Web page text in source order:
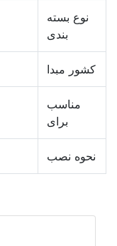
نوع بسته
بندی
کشور مبدا
مناسب
برای
نحوه نصب